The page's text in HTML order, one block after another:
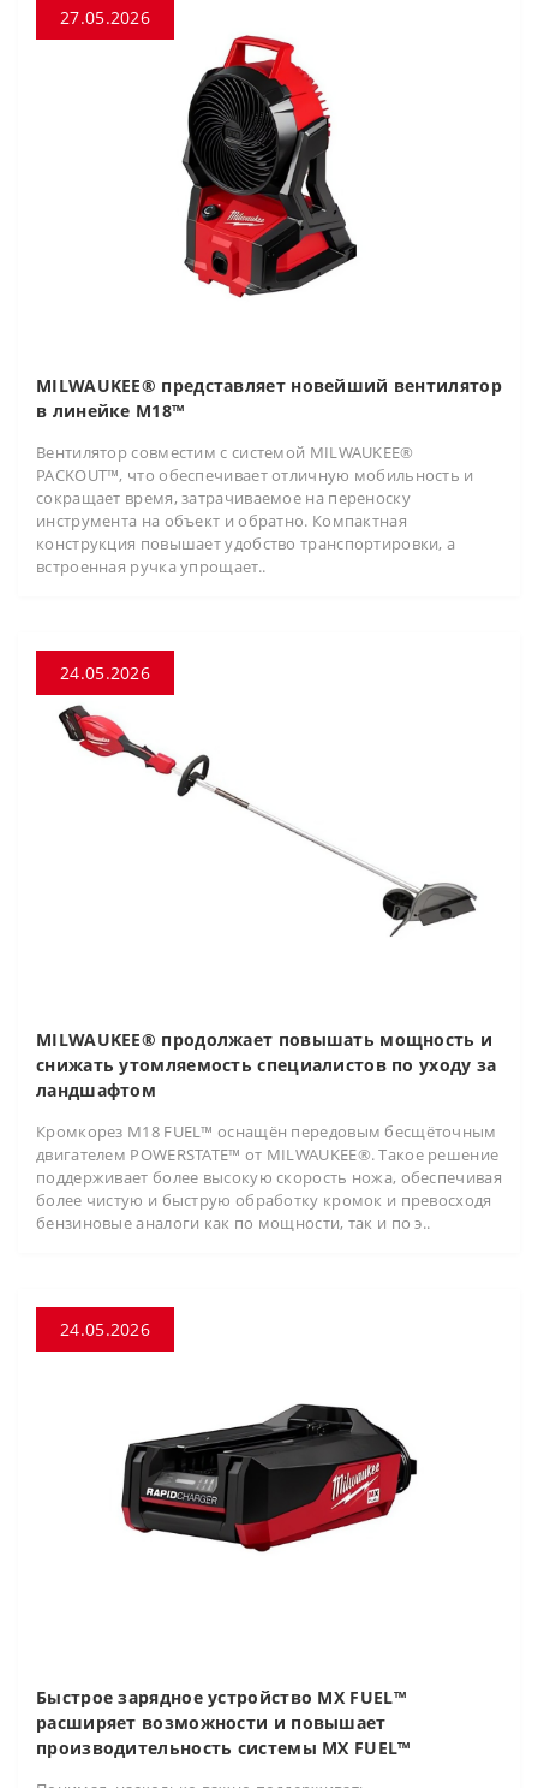
27.05.2026
MILWAUKEE® представляет новейший вентилятор
в линейке M18™
Вентилятор совместим с системой MILWAUKEE®
PACKOUT™, что обеспечивает отличную мобильность и
сокращает время, затрачиваемое на переноску
инструмента на объект и обратно. Компактная
конструкция повышает удобство транспортировки, а
встроенная ручка упрощает..
24.05.2026
MILWAUKEE® продолжает повышать мощность и
снижать утомляемость специалистов по уходу за
ландшафтом
Кромкорез M18 FUEL™ оснащён передовым бесщёточным
двигателем POWERSTATE™ от MILWAUKEE®. Такое решение
поддерживает более высокую скорость ножа, обеспечивая
более чистую и быструю обработку кромок и превосходя
бензиновые аналоги как по мощности, так и по э..
24.05.2026
Быстрое зарядное устройство MX FUEL™
расширяет возможности и повышает
производительность системы MX FUEL™